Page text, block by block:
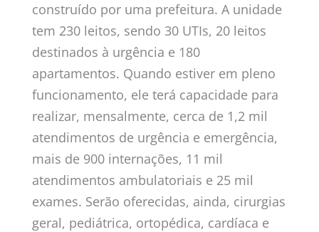
construído por uma prefeitura. A unidade
tem 230 leitos, sendo 30 UTIs, 20 leitos
destinados à urgência e 180
apartamentos. Quando estiver em pleno
funcionamento, ele terá capacidade para
realizar, mensalmente, cerca de 1,2 mil
atendimentos de urgência e emergência,
mais de 900 internações, 11 mil
atendimentos ambulatoriais e 25 mil
exames. Serão oferecidas, ainda, cirurgias
geral, pediátrica, ortopédica, cardíaca e